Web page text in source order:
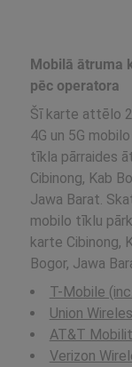
Mobilā ātruma
pēc operatora
Šī karte attēlo
4G un 5G
tīkla pārraides
Cibinong, Kab
Jawa Barat.
mobilo tīklu
karte Cibinong,
Bogor, Jawa
T-Mobile
Union
AT&T
Verizon